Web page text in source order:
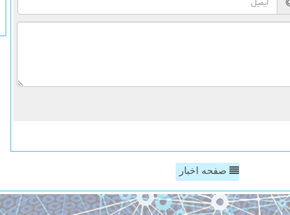
صفحه اخبار